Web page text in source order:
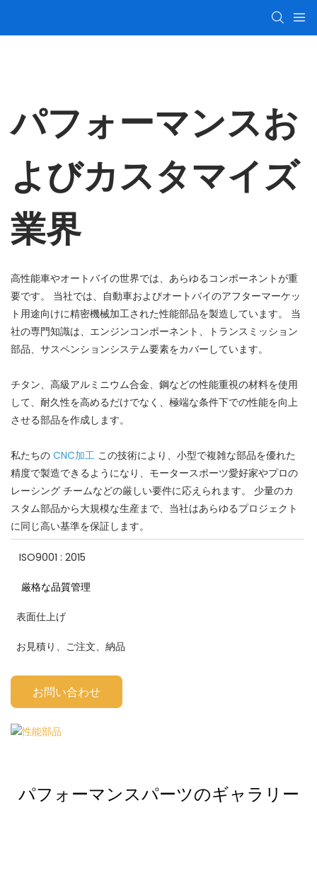
パフォーマンスお
よびカスタマイズ
業界
高性能車やオートバイの世界では、あらゆるコンポーネントが重
要です。 当社では、自動車およびオートバイのアフターマーケッ
ト用途向けに精密機械加工された性能部品を製造しています。 当
社の専門知識は、エンジンコンポーネント、トランスミッション
部品、サスペンションシステム要素をカバーしています。
チタン、高級アルミニウム合金、鋼などの性能重視の材料を使用
して、耐久性を高めるだけでなく、極端な条件下での性能を向上
させる部品を作成します。
私たちの CNC加工 この技術により、小型で複雑な部品を優れた
精度で製造できるようになり、モータースポーツ愛好家やプロの
レーシング チームなどの厳しい要件に応えられます。 少量のカ
スタム部品から大規模な生産まで、当社はあらゆるプロジェクト
に同じ高い基準を保証します。
ISO9001 : 2015
厳格な品質管理
表面仕上げ
お見積り、ご注文、納品
お問い合わせ
パフォーマンスパーツのギャラリー